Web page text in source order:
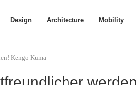
Design Architecture Mobility
Kengo Kuma